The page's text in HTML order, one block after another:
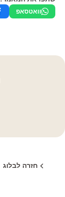
וואטסאפ
חזרה לבלוג